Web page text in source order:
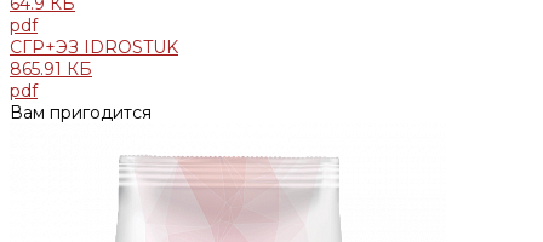
pdf
СГР+ЭЗ IDROSTUK
865.91 КБ
pdf
Вам пригодится